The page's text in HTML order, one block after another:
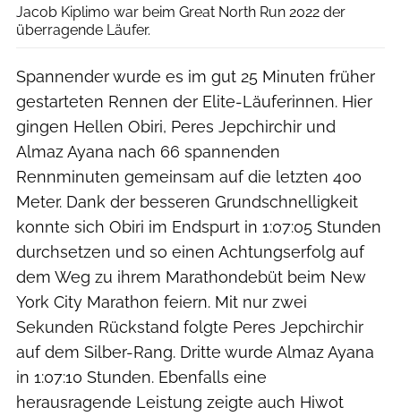
Jacob Kiplimo war beim Great North Run 2022 der
überragende Läufer.
Spannender wurde es im gut 25 Minuten früher
gestarteten Rennen der Elite-Läuferinnen. Hier
gingen Hellen Obiri, Peres Jepchirchir und
Almaz Ayana nach 66 spannenden
Rennminuten gemeinsam auf die letzten 400
Meter. Dank der besseren Grundschnelligkeit
konnte sich Obiri im Endspurt in 1:07:05 Stunden
durchsetzen und so einen Achtungserfolg auf
dem Weg zu ihrem Marathondebüt beim New
York City Marathon feiern. Mit nur zwei
Sekunden Rückstand folgte Peres Jepchirchir
auf dem Silber-Rang. Dritte wurde Almaz Ayana
in 1:07:10 Stunden. Ebenfalls eine
herausragende Leistung zeigte auch Hiwot